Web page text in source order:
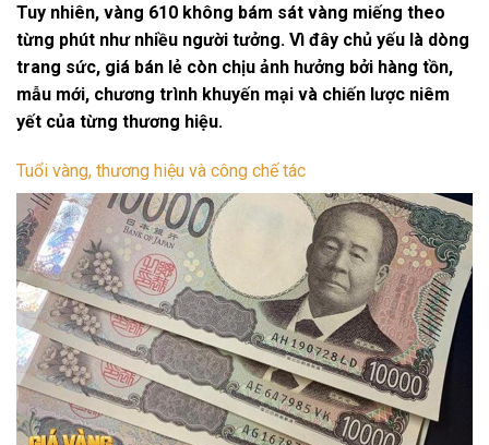
Tuy nhiên, vàng 610 không bám sát vàng miếng theo
từng phút như nhiều người tưởng. Vì đây chủ yếu là dòng
trang sức, giá bán lẻ còn chịu ảnh hưởng bởi hàng tồn,
mẫu mới, chương trình khuyến mại và chiến lược niêm
yết của từng thương hiệu.
Tuổi vàng, thương hiệu và công chế tác